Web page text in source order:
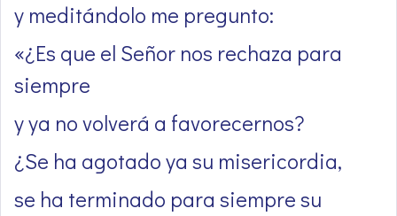
y meditándolo me pregunto:
«¿Es que el Señor nos rechaza para
siempre
y ya no volverá a favorecernos?
¿Se ha agotado ya su misericordia,
se ha terminado para siempre su